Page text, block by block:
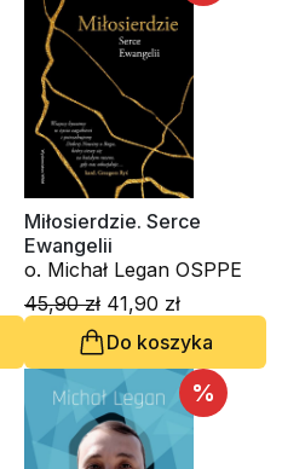
Miłosierdzie. Serce
Ewangelii
o. Michał Legan OSPPE
45,90 zł 41,90 zł
Do koszyka
%